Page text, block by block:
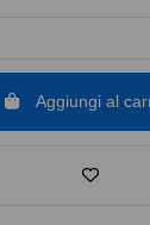
Aggiungi al